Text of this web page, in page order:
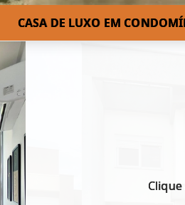
CASA DE LUXO EM